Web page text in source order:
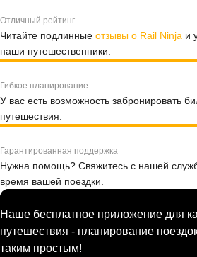
Отличный рейтинг
Читайте подлинные отзывы о Rail Ninja и
наши путешественники.
Гибкое планирование
У вас есть возможность забронировать
путешествия.
Гарантированная поддержка
Нужна помощь? Свяжитесь с нашей
время вашей поездки.
Наше бесплатное приложение для
путешествия - планирование
таким простым!